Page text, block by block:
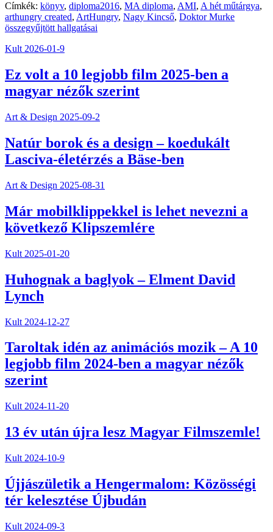
Címkék: könyv, diploma2016, MA diploma, AMI, A hét műtárgya,
arthungry created, ArtHungry, Nagy Kincső, Doktor Murke
összegyűjtött hallgatásai
Kult 2026-01-9
Ez volt a 10 legjobb film 2025-ben a
magyar nézők szerint
Art & Design 2025-09-2
Natúr borok és a design – koedukált
Lasciva-életérzés a Bäse-ben
Art & Design 2025-08-31
Már mobilklippekkel is lehet nevezni a
következő Klipszemlére
Kult 2025-01-20
Huhognak a baglyok – Elment David
Lynch
Kult 2024-12-27
Taroltak idén az animációs mozik – A 10
legjobb film 2024-ben a magyar nézők
szerint
Kult 2024-11-20
13 év után újra lesz Magyar Filmszemle!
Kult 2024-10-9
Újjászületik a Hengermalom: Közösségi
tér kelesztése Újbudán
Kult 2024-09-3